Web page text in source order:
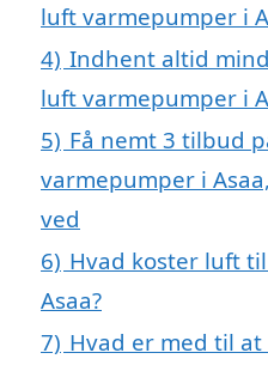
luft varmepumper i
4) Indhent altid
luft varmepumper i
5) Få nemt 3 tilbud
varmepumper i
ved
6) Hvad koster luft
Asaa?
7) Hvad er med til